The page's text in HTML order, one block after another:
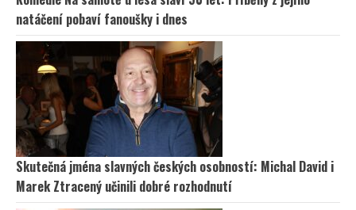
natáčení pobaví fanoušky i dnes
Skutečná jména slavných českých osobností: Michal David i
Marek Ztracený učinili dobré rozhodnutí